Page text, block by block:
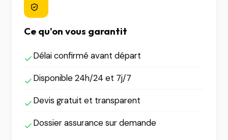
Ce qu'on vous garantit
Délai confirmé avant départ
Disponible 24h/24 et 7j/7
Devis gratuit et transparent
Dossier assurance sur demande